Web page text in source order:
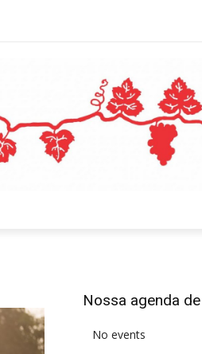
Nossa agenda
No events